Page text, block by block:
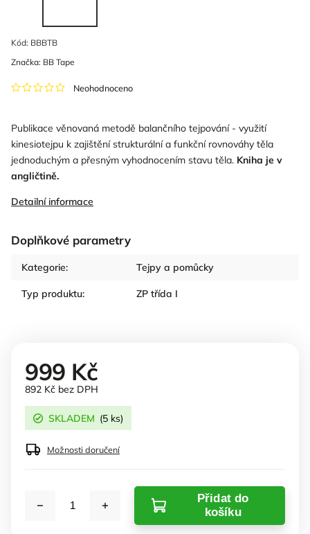
Kód: BBBTB
Neohodnoceno
Publikace věnovaná metodě balančního tejpování - využití
kinesiotejpu k zajištění strukturální a funkční rovnováhy těla
jednoduchým a přesným vyhodnocením stavu těla. Kniha je v
angličtině.
Detailní informace
Doplňkové parametry
Kategorie: Tejpy a pomůcky
Typ produktu: ZP třída I
Značka: BB Tape
999 Kč
892 Kč bez DPH
SKLADEM (5 ks)
Možnosti doručení
Přidat do
košíku